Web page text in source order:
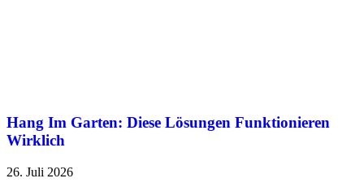
Hang Im Garten: Diese Lösungen Funktionieren
Wirklich
26. Juli 2026